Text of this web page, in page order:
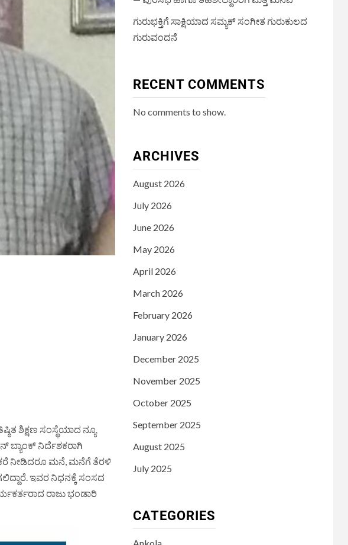
ಶಿಕ್ಷಣ ಸಂಸ್ಥೆಯಾದ ನ್ಯೂ
ಬ್ಯಾಂಕ್ ನಿರ್ದೆಶಕರಾಗಿ
ಕರೆ ನೀಡಿದರೂ ಮನೆ, ಮನೆಗೆ ತೆರಳಿ
ಇವರ ನಿಧನಕ್ಕೆ ಸಂಸದ
ರಾಜು ಭಂಡಾರಿ
ಗುರುಭಕ್ತಿಗೆ ಸಾಕ್ಷಿಯಾದ ಸಮ್ಯಕ್ ಸಂಗೀತ ಗುರುಕುಲದ
ಗುರುವಂದನೆ
RECENT COMMENTS
No comments to show.
ARCHIVES
August 2026
July 2026
June 2026
May 2026
April 2026
March 2026
February 2026
January 2026
December 2025
November 2025
October 2025
September 2025
August 2025
July 2025
CATEGORIES